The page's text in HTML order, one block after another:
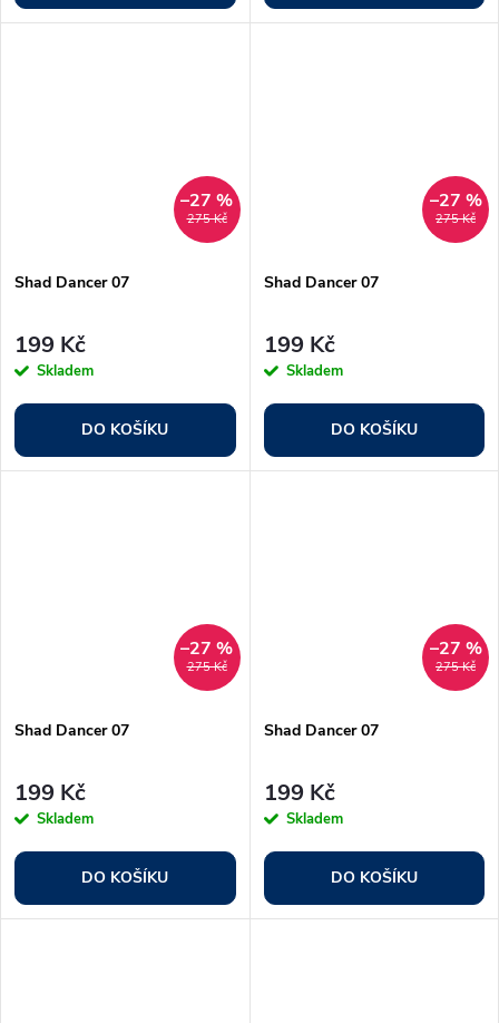
275 Kč
–27 %
Shad Dancer 07
199 Kč
Skladem
DO KOŠÍKU
275 Kč
–27 %
Shad Dancer 07
199 Kč
Skladem
DO KOŠÍKU
275 Kč
–27 %
Shad Dancer 07
199 Kč
Skladem
DO KOŠÍKU
275 Kč
–27 %
Shad Dancer 07
199 Kč
Skladem
DO KOŠÍKU